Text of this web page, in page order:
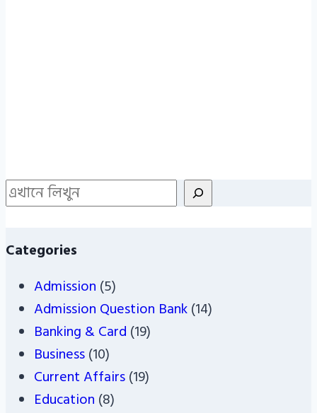
Search
Categories
Admission (5)
Admission Question Bank(14)
Banking & Card (19)
Business(10)
Current Affairs(19)
Education (8)